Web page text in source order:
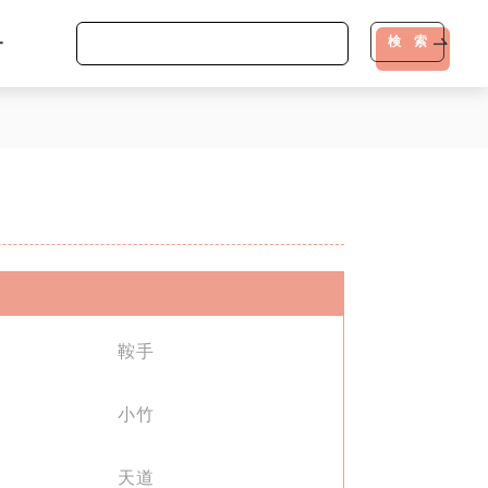
検 索
鞍手
小竹
天道